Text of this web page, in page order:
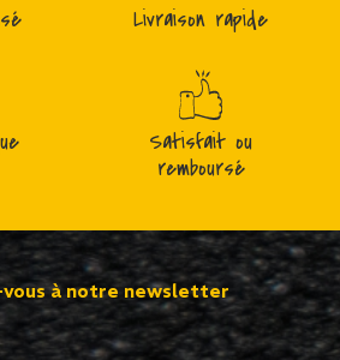
Livraison rapide
Satisfait ou
remboursé
à notre newsletter